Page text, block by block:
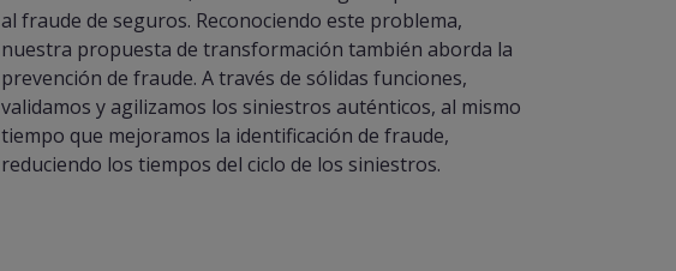
al fraude de seguros. Reconociendo este problema,
nuestra propuesta de transformación también aborda la
prevención de fraude. A través de sólidas funciones,
validamos y agilizamos los siniestros auténticos, al mismo
tiempo que mejoramos la identificación de fraude,
reduciendo los tiempos del ciclo de los siniestros​.